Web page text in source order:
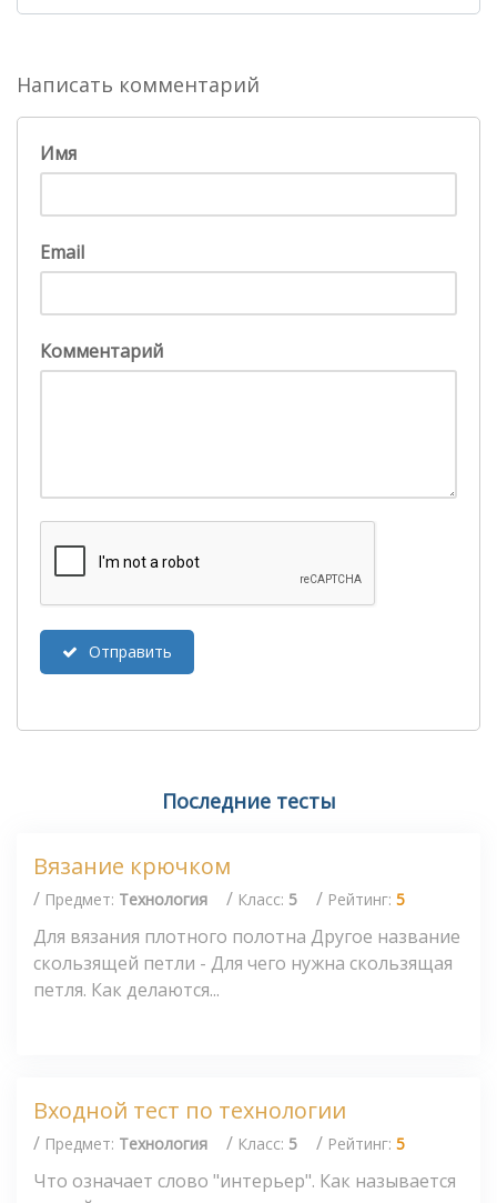
Написать комментарий
Имя
Email
Комментарий
Отправить
Последние тесты
Вязание крючком
/ Предмет: Технология / Класс: 5 / Рейтинг: 5
Для вязания плотного полотна Другое название
скользящей петли - Для чего нужна скользящая
петля. Как делаются...
Входной тест по технологии
/ Предмет: Технология / Класс: 5 / Рейтинг: 5
Что означает слово "интерьер". Как называется